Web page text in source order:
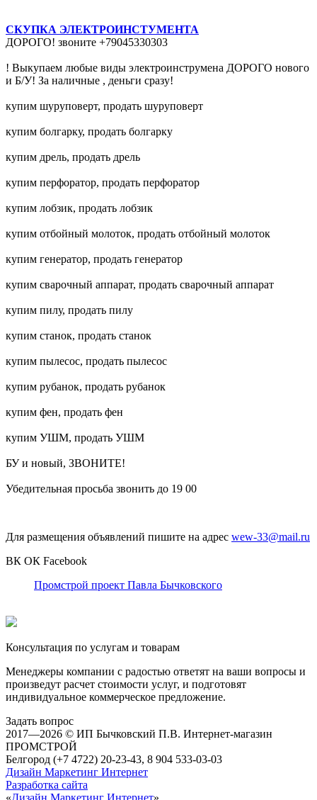
СКУПКА ЭЛЕКТРОИНСТУМЕНТА
ДОРОГО! звоните +79045330303
! Выкупаем любые виды электроинструмена ДОРОГО нового
и Б/У! За наличные , деньги сразу!
купим шуруповерт, продать шуруповерт
купим болгарку, продать болгарку
купим дрель, продать дрель
купим перфоратор, продать перфоратор
купим лобзик, продать лобзик
купим отбойный молоток, продать отбойный молоток
купим генератор, продать генератор
купим сварочный аппарат, продать сварочный аппарат
купим пилу, продать пилу
купим станок, продать станок
купим пылесос, продать пылесос
купим рубанок, продать рубанок
купим фен, продать фен
купим УШМ, продать УШМ
БУ и новый, ЗВОНИТЕ!
Убедительная просьба звонить до 19 00
Для размещения объявлений пишите на адрес wew-33@mail.ru
ВК ОК Facebook
Промстрой проект Павла Бычковского
Консультация по услугам и товарам
Менеджеры компании с радостью ответят на ваши вопросы и
произведут расчет стоимости услуг, и подготовят
индивидуальное коммерческое предложение.
Задать вопрос
2017—2026 © ИП Бычковский П.В. Интернет-магазин
ПРОМСТРОЙ
Белгород (+7 4722) 20-23-43, 8 904 533-03-03
Дизайн Маркетинг Интернет
Разработка сайта